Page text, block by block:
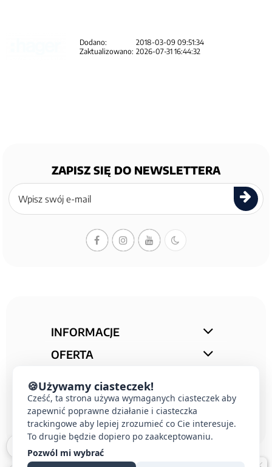
Dodano:
2018-03-09 09:51:34
Zaktualizowano: 2026-07-31 16:44:32
ZAPISZ SIĘ DO NEWSLETTERA
Zapisz
się
newslettera
INFORMACJE
OFERTA
KONTAKT
🍪Używamy ciasteczek!
Cześć, ta strona używa wymaganych ciasteczek aby
zapewnić poprawne działanie i ciasteczka
trackingowe aby lepiej zrozumieć co Cie interesuje.
To drugie będzie dopiero po zaakceptowaniu.
Pozwól mi wybrać